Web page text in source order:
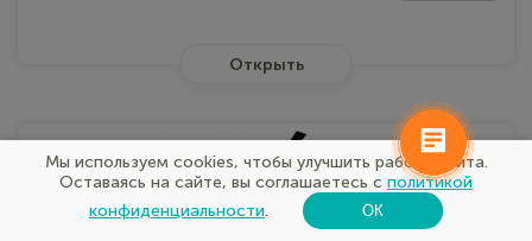
Открыть
Мы используем cookies, чтобы улучшить работу сайта.
Оставаясь на сайте, вы соглашаетесь с политикой
конфиденциальности. ОК